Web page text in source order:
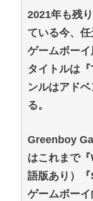
2021年も残
ている今、任
ゲームボーイ
タイトルは
ンルはアド
る。
Greenboy
はこれまで
語版あり）
ゲームボー